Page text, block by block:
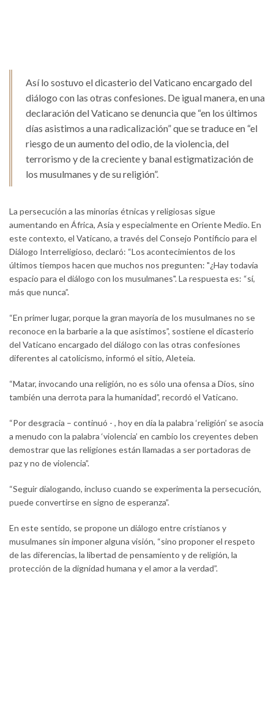
Así lo sostuvo el dicasterio del Vaticano encargado del
diálogo con las otras confesiones. De igual manera, en una
declaración del Vaticano se denuncia que “en los últimos
días asistimos a una radicalización” que se traduce en “el
riesgo de un aumento del odio, de la violencia, del
terrorismo y de la creciente y banal estigmatización de
los musulmanes y de su religión”.
La persecución a las minorías étnicas y religiosas sigue
aumentando en África, Asia y especialmente en Oriente Medio. En
este contexto, el Vaticano, a través del Consejo Pontificio para el
Diálogo Interreligioso, declaró: “Los acontecimientos de los
últimos tiempos hacen que muchos nos pregunten: "¿Hay todavía
espacio para el diálogo con los musulmanes". La respuesta es: “sí,
más que nunca”.
“En primer lugar, porque la gran mayoría de los musulmanes no se
reconoce en la barbarie a la que asistimos”, sostiene el dicasterio
del Vaticano encargado del diálogo con las otras confesiones
diferentes al catolicismo, informó el sitio, Aleteia.
“Matar, invocando una religión, no es sólo una ofensa a Dios, sino
también una derrota para la humanidad”, recordó el Vaticano.
“Por desgracia – continuó - , hoy en día la palabra ‘religión’ se asocia
a menudo con la palabra ‘violencia’ en cambio los creyentes deben
demostrar que las religiones están llamadas a ser portadoras de
paz y no de violencia”.
“Seguir dialogando, incluso cuando se experimenta la persecución,
puede convertirse en signo de esperanza”.
En este sentido, se propone un diálogo entre cristianos y
musulmanes sin imponer alguna visión, “sino proponer el respeto
de las diferencias, la libertad de pensamiento y de religión, la
protección de la dignidad humana y el amor a la verdad”.